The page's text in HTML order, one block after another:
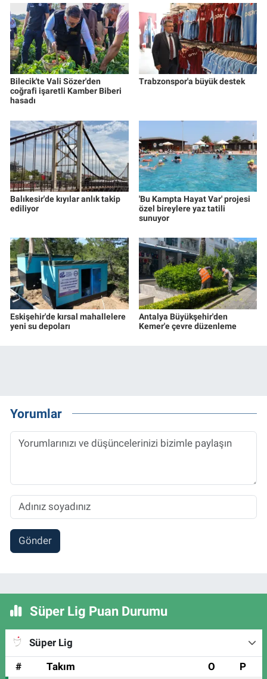
Bilecik'te Vali Sözer'den
coğrafi işaretli Kamber Biberi
hasadı
Trabzonspor'a büyük destek
Balıkesir'de kıyılar anlık takip
ediliyor
'Bu Kampta Hayat Var' projesi
özel bireylere yaz tatili
sunuyor
Eskişehir'de kırsal mahallelere
yeni su depoları
Antalya Büyükşehir'den
Kemer'e çevre düzenleme
Yorumlar
Gönder
Süper Lig Puan Durumu
Süper Lig
#
Takım O P